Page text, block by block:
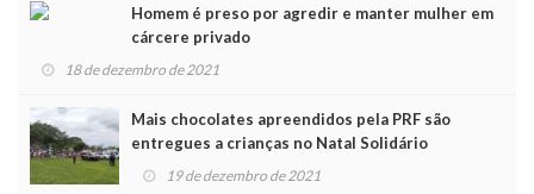
Homem é preso por agredir e manter mulher em
cárcere privado
18 de dezembro de 2021
Mais chocolates apreendidos pela PRF são
entregues a crianças no Natal Solidário
19 de dezembro de 2021